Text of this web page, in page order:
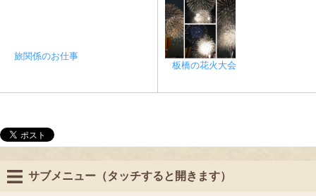
旅関係のお仕事
板橋の花火大会
サブメニュー（タッチすると開きます）